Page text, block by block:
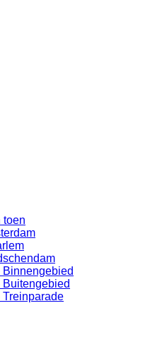
toen
Binnengebied
Treinparade